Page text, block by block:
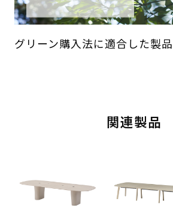
グリーン購入法に適合した製品
関連製品